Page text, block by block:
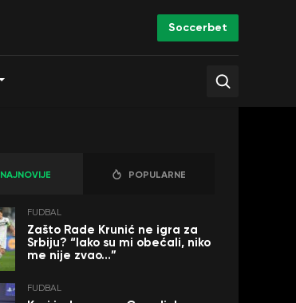
Soccerbet
NAJNOVIJE POPULARNE
FUDBAL
Zašto Rade Krunić ne igra za
Srbiju? “Iako su mi obećali, niko
me nije zvao…”
FUDBAL